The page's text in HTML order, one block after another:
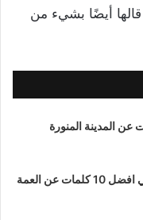
أيضًا بشيء من
المدينة المنورة
عن العمة